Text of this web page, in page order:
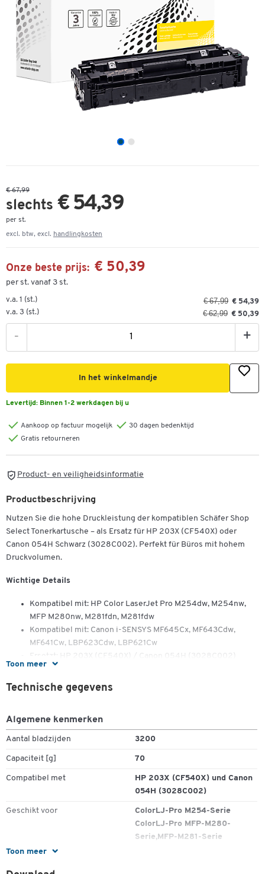
€ 67,99
slechts € 54,39
per st.
excl. btw, excl. handlingkosten
Onze beste prijs: € 50,39
per st. vanaf 3 st.
v.a. 1 (st.) € 67,99 € 54,39
v.a. 3 (st.)
€ 62,99 € 50,39
- +
In het winkelmandje
Levertijd: Binnen 1-2 werkdagen bij u
Aankoop op factuur mogelijk
30 dagen bedenktijd
Gratis retourneren
Product- en veiligheidsinformatie
Toon meer
Productbeschrijving
Nutzen Sie die hohe Druckleistung der kompatiblen Schäfer Shop
Select Tonerkartusche – als Ersatz für HP 203X (CF540X) oder
Canon 054H Schwarz (3028C002). Perfekt für Büros mit hohem
Druckvolumen.
Wichtige Details
Kompatibel mit: HP Color LaserJet Pro M254dw, M254nw,
MFP M280nw, M281fdn, M281fdw
Kompatibel mit: Canon i-SENSYS MF645Cx, MF643Cdw,
MF641Cw, LBP623Cdw, LBP621Cw
Ersetzt: HP 203X (CF540X) / Canon 054H (3028C002)
Farbe: Schwarz
Reichweite: ca. 3.200 Seiten – gemäß ISO/IEC 19798
Füllgewicht: 70 g
Toon meer
Technische gegevens
Algemene kenmerken
Aantal bladzijden 3200
Capaciteit [g] 70
Compatibel met
HP 203X (CF540X) und Canon
054H (3028C002)
Geschikt voor
ColorLJ-Pro M254-Serie
ColorLJ-Pro MFP-M280-
Serie,MFP-M281-Serie
Origineel toebehoren